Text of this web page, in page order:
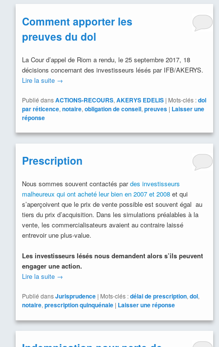
Comment apporter les
preuves du dol
La Cour d’appel de Riom a rendu, le 25 septembre 2017, 18
décisions concernant des investisseurs lésés par IFB/AKERYS.
Lire la suite →
Publié dansACTIONS-RECOURS, AKERYS EDELIS | Mots-clés :dol
par réticence, notaire, obligation de conseil, preuves | Laisser une
réponse
Prescription
Nous sommes souvent contactés pardes investisseurs
malheureux qui ont acheté leur bien en 2007 et 2008et qui
s’aperçoivent que le prix de vente possible est souvent égal au
tiers du prix d’acquisition. Dans les simulations préalables à la
vente, les commercialisateurs avaient au contraire laissé
entrevoir une plus-value.
Les investisseurs lésés nous demandent alors s’ils peuvent
engager une action.
Lire la suite →
Publié dansJurisprudence | Mots-clés :délai de prescription,dol,
notaire,prescription quinquénale | Laisser une réponse